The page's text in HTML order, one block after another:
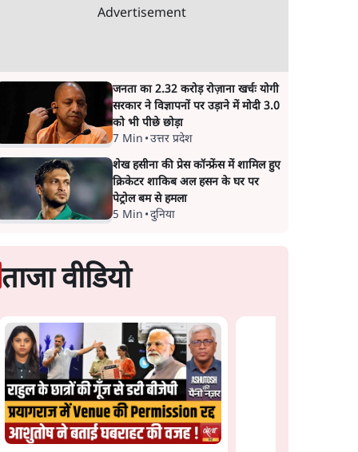
Advertisement
जनता का 2.32 करोड़ रोज़ाना खर्चः योगी
सरकार ने विज्ञापनों पर उड़ाने में मोदी 3.0
को भी पीछे छोड़ा
7 Min •उत्तर प्रदेश
शेख हसीना की प्रेस कॉन्फ्रेंस में शामिल हुए
क्रिकेटर शाकिब अल हसन के घर पर
पेट्रोल बम से हमला
5 Min •दुनिया
ताजा वीडियो